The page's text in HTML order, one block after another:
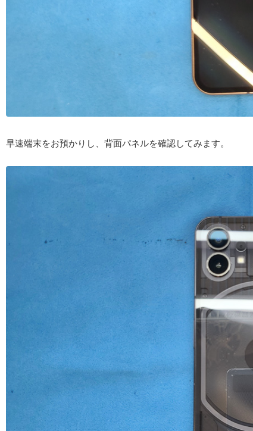
早速端末をお預かりし、背面パネルを確認してみます。